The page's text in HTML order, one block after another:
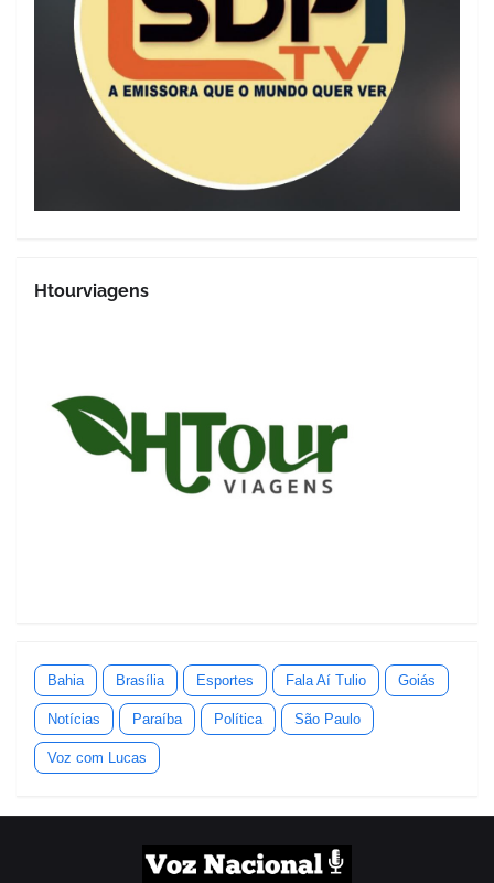
Htourviagens
Bahia Brasília Esportes Fala Aí Tulio Goiás
Notícias Paraíba Política São Paulo
Voz com Lucas